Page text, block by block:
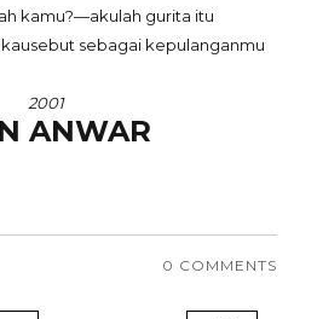
kamu?—akulah gurita itu
sebagai kepulanganmu
2001
ANWAR
0 COMMENTS